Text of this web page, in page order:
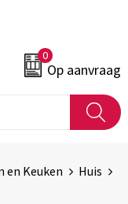
0
Op aanvraag
en Keuken
Huis